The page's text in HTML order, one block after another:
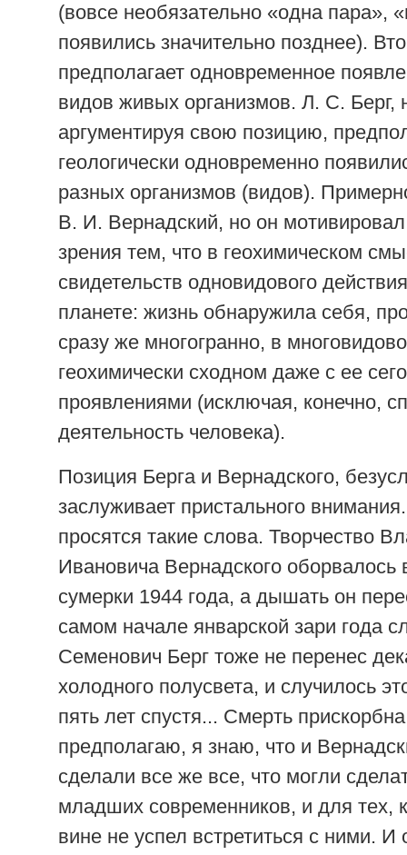
(вовсе необязательно «одна пара»,
появились значительно позднее).
предполагает одновременное
видов живых организмов. Л. С. Берг,
аргументируя свою позицию,
геологически одновременно
разных организмов (видов).
В. И. Вернадский, но он
зрения тем, что в геохимическом
свидетельств одновидового
планете: жизнь обнаружила себя,
сразу же многогранно, в
геохимически сходном даже с ее
проявлениями (исключая, конечно,
деятельность человека).
Позиция Берга и Вернадского,
заслуживает пристального
просятся такие слова. Творчество
Ивановича Вернадского оборвалось
сумерки 1944 года, а дышать он
самом начале январской зари года
Семенович Берг тоже не перенес
холодного полусвета, и случилось
пять лет спустя... Смерть
предполагаю, я знаю, что и
сделали все же все, что могли
младших современников, и для тех,
вине не успел встретиться с ними.